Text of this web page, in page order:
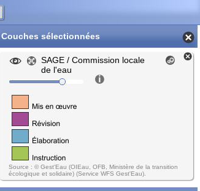
Couches sélectionnées
SAGE / Commission locale
de l'eau
Source : © Gest'Eau (OIEau, OFB, Ministère de la transition
écologique et solidaire) (Service WFS Gest'Eau).